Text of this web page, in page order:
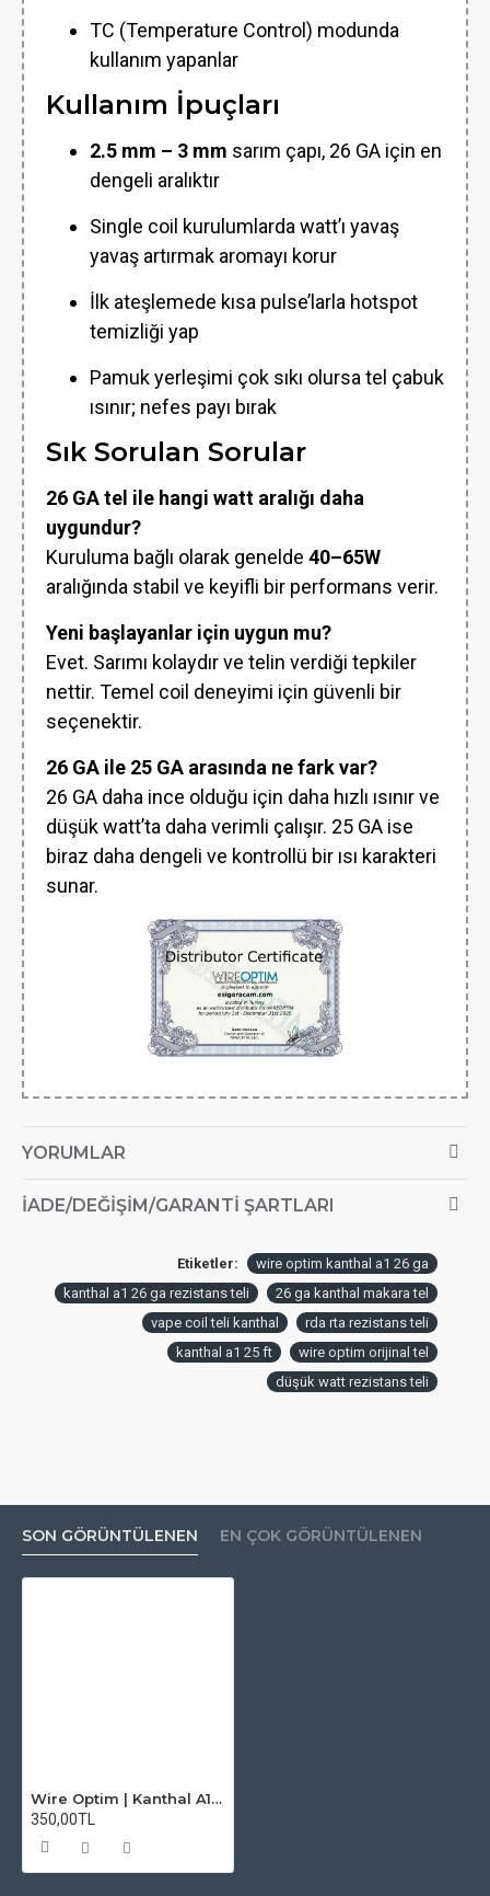
TC (Temperature Control) modunda
kullanım yapanlar
Kullanım İpuçları
2.5 mm – 3 mm sarım çapı, 26 GA için en
dengeli aralıktır
Single coil kurulumlarda watt’ı yavaş
yavaş artırmak aromayı korur
İlk ateşlemede kısa pulse’larla hotspot
temizliği yap
Pamuk yerleşimi çok sıkı olursa tel çabuk
ısınır; nefes payı bırak
Sık Sorulan Sorular
26 GA tel ile hangi watt aralığı daha
uygundur?
Kuruluma bağlı olarak genelde 40–65W
aralığında stabil ve keyifli bir performans verir.
Yeni başlayanlar için uygun mu?
Evet. Sarımı kolaydır ve telin verdiği tepkiler
nettir. Temel coil deneyimi için güvenli bir
seçenektir.
26 GA ile 25 GA arasında ne fark var?
26 GA daha ince olduğu için daha hızlı ısınır ve
düşük watt’ta daha verimli çalışır. 25 GA ise
biraz daha dengeli ve kontrollü bir ısı karakteri
sunar.
YORUMLAR
İADE/DEĞIŞIM/GARANTI ŞARTLARI
Etiketler:
wire optim kanthal a1 26 ga
kanthal a1 26 ga rezistans teli
26 ga kanthal makara tel
vape coil teli kanthal
rda rta rezistans teli
kanthal a1 25 ft
wire optim orijinal tel
düşük watt rezistans teli
SON GÖRÜNTÜLENEN EN ÇOK GÖRÜNTÜLENEN
Wire Optim | Kanthal A1 - 26 GA Makara Rezistans Teli - 25 FT - Orijinal
350,00TL